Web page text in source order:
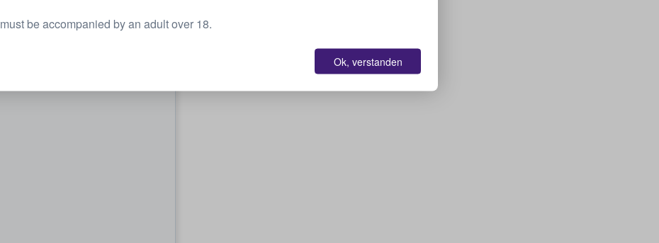
be accompanied by an adult over 18.
Ok, verstanden